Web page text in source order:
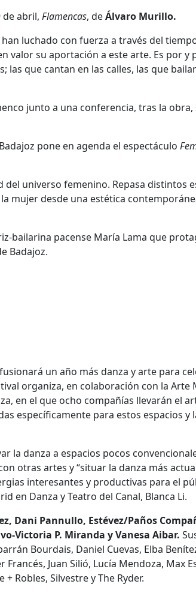
de abril, Flamencas, deÁlvaro Murillo.
luchado con fuerza a través del
valor su aportación a este arte. Es por y
las que cantan en las calles, las que
junto a una conferencia, tras la
pone en agenda el espectáculo
universo femenino. Repasa distintos
mujer desde una estética
bailarina pacense María Lama que
Badajoz.
un año más danza y arte para
organiza, en colaboración con la Arte
en el que ocho compañías llevarán el
específicamente para estos espacios y
la danza a espacios pocos
otras artes y “situar la danza más
interesantes y productivas para el
en Danza y Teatro del Canal, Blanca Li.
Dani Pannullo, Estévez/Paños
Victoria P. Miranda y Vanesa Aibar.
Bourdais, Daniel Cuevas, Elba
Juan Silió, Lucía Mendoza, Max
Robles, Silvestre y The Ryder.